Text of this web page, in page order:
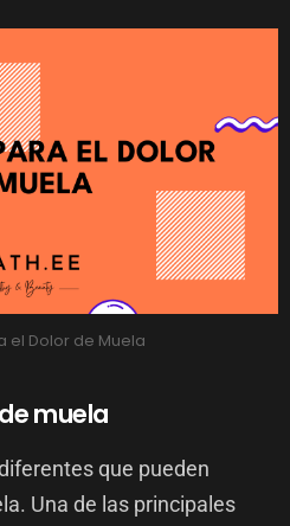
el Dolor de Muela
muela
que pueden
Una de las principales